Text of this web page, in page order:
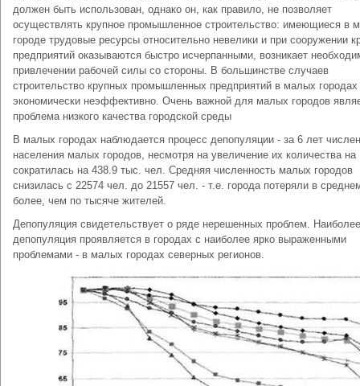
должен быть использован, однако он, как правило, не позволяет
осуществлять крупное промышленное строительство: имеющиеся в
городе трудовые ресурсы относительно невелики и при сооружении
предприятий оказываются быстро исчерпанными, возникает
привлечении рабочей силы со стороны. В большинстве случаев
строительство крупных промышленных предприятий в малых городах
экономически неэффективно. Очень важной для малых городов
проблема низкого качества городской среды
В малых городах наблюдается процесс депопуляции - за 6 лет
населения малых городов, несмотря на увеличение их количества на
сократилась на 438.9 тыс. чел. Средняя численность малых городов
снизилась с 22574 чел. до 21557 чел. - т.е. города потеряли в
более, чем по тысяче жителей.
Депопуляция свидетельствует о ряде нерешенных проблем.
депопуляция проявляется в городах с наиболее ярко выраженными
проблемами - в малых городах северных регионов.